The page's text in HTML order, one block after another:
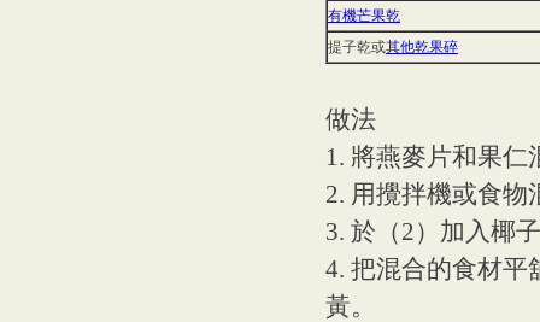
有機芒果乾
提子乾或其他乾果碎
做法
1. 將燕麥片和果仁
2. 用攪拌機或食
3. 於（2）加入椰
4. 把混合的食材平
黃。